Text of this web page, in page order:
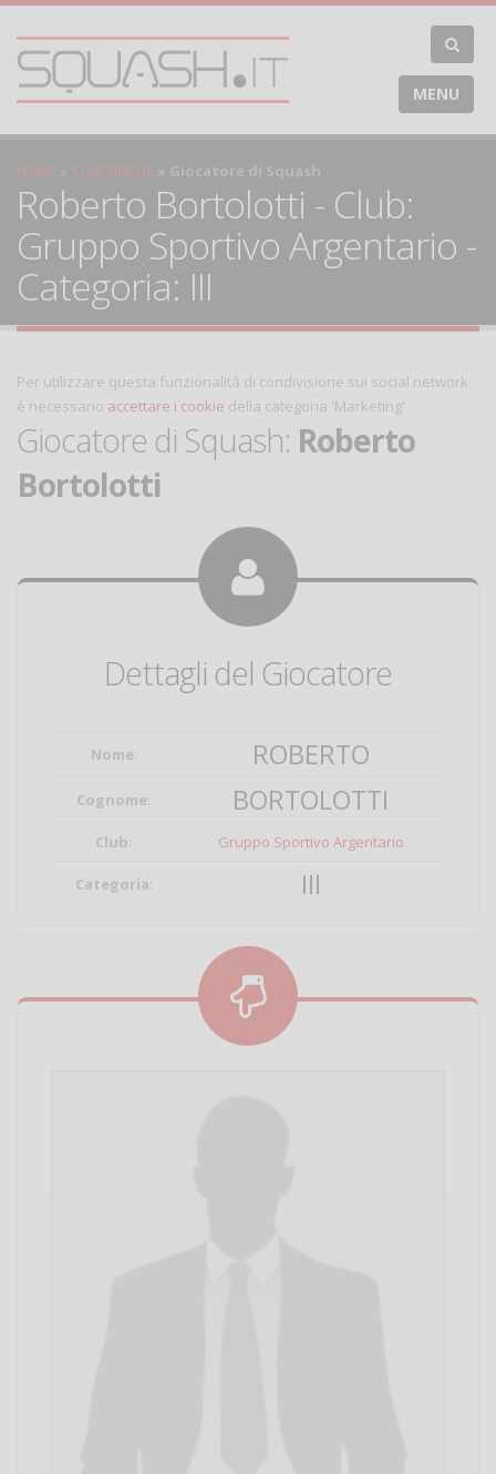
MENU
HOME CLASSIFICHE Giocatore di Squash
Roberto Bortolotti - Club:
Gruppo Sportivo Argentario -
Categoria: III
Per utilizzare questa funzionalità di condivisione sui social network
è necessario accettare i cookie della categoria 'Marketing'
Giocatore di Squash: Roberto
Bortolotti
Dettagli del Giocatore
Nome: ROBERTO
Cognome: BORTOLOTTI
Club: Gruppo Sportivo Argentario
Categoria: III